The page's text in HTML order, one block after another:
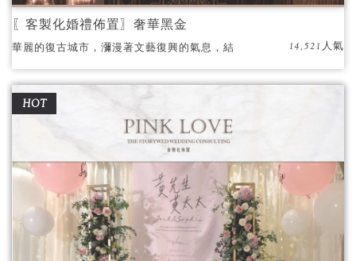
〖客製化婚禮佈置〗奢華黑金
華麗的復古城市，瀰漫著文藝復興的氣息，結
14,521人氣
HOT